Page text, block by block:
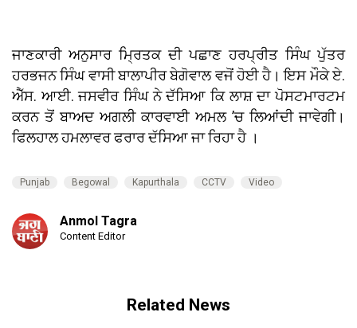
ਜਾਣਕਾਰੀ ਅਨੁਸਾਰ ਮ੍ਰਿਤਕ ਦੀ ਪਛਾਣ ਹਰਪ੍ਰੀਤ ਸਿੰਘ ਪੁੱਤਰ
ਹਰਭਜਨ ਸਿੰਘ ਵਾਸੀ ਬਾਲਾਪੀਰ ਬੇਗੋਵਾਲ ਵਜੋਂ ਹੋਈ ਹੈ। ਇਸ ਮੌਕੇ ਏ.
ਐੱਸ. ਆਈ. ਜਸਵੀਰ ਸਿੰਘ ਨੇ ਦੱਸਿਆ ਕਿ ਲਾਸ਼ ਦਾ ਪੋਸਟਮਾਰਟਮ
ਕਰਨ ਤੋਂ ਬਾਅਦ ਅਗਲੀ ਕਾਰਵਾਈ ਅਮਲ ’ਚ ਲਿਆਂਦੀ ਜਾਵੇਗੀ।
ਫਿਲਹਾਲ ਹਮਲਾਵਰ ਫਰਾਰ ਦੱਸਿਆ ਜਾ ਰਿਹਾ ਹੈ ।
Punjab Begowal Kapurthala CCTV Video
Anmol Tagra
Content Editor
Related News